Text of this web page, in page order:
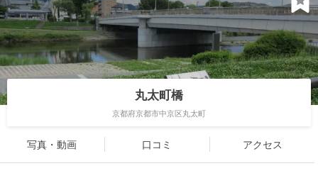
丸太町橋
京都府京都市中京区丸太町
写真・動画 口コミ アクセス